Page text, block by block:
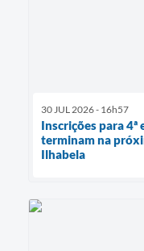
30 JUL 2026 - 16h57
Inscrições para 4ª
terminam na
Ilhabela